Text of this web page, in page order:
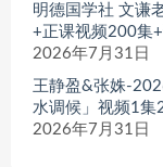
明德国学社 文谦
+正课视频200集
2026年7月31日
王静盈&张姝-
水调候」视频1集
2026年7月31日